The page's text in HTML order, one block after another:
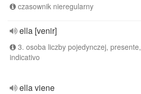
czasownik nieregularny
ella [venir]
3. osoba liczby pojedynczej, presente,
indicativo
ella viene